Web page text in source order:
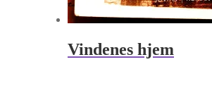
Vindenes hjem